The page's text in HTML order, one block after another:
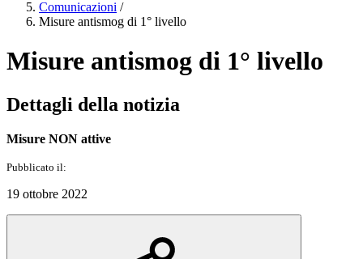
Comunicazioni /
Misure antismog di 1° livello
Misure antismog di 1° livello
Dettagli della notizia
Misure NON attive
Pubblicato il:
19 ottobre 2022